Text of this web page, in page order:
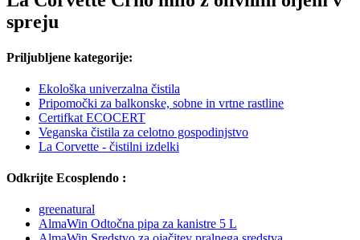
spreju
Priljubljene kategorije:
Ekološka univerzalna čistila
Pripomočki za balkonske, sobne in vrtne rastline
Certifkat ECOCERT
Veganska čistila za celotno gospodinjstvo
La Corvette - čistilni izdelki
Odkrijte Ecosplendo :
greenatural
AlmaWin Odtočna pipa za kanistre 5 L